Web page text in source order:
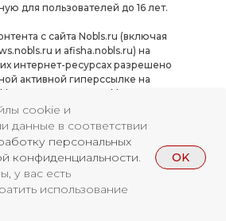
cookie и
данные в соответствии
персональных
конфиденциальности.
у вас есть
использование
OK
для пользователей до 16 лет.
с сайта Nobls.ru (включая
и afisha.nobls.ru) на
интернет-ресурсах разрешено
активной гиперссылке на
или «Журнал Nobless».
в коммерческих
копирование, переработка или
в иных форматах требуют
Нарушение условий
согласно
РФ.Полные правила